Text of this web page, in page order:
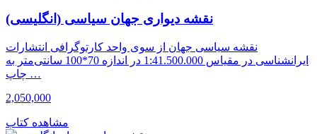
نقشه دیواری جهان سیاسی (انگلیسی)
نقشه سیاسی جهان از سوی واحد کارتوگرافی انتشارات
ایرانشناسی در مقیاس 1:41.500.000 در اندازه 70*100 سانتی‌متر به
چاپ …
2,050,000
مشاهده کتاب